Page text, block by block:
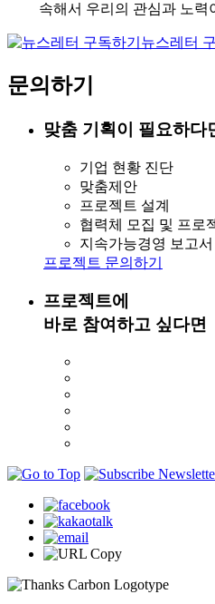
속해서 우리의 관심과 노력
뉴스레터
문의하기
맞춤 기획이 필요하다
기업 현황 진단
맞춤제안
프로젝트 설계
협력체 모집 및 프로
지속가능경영 보고서
프로젝트 문의하기
프로젝트에
바로 참여하고 싶다면